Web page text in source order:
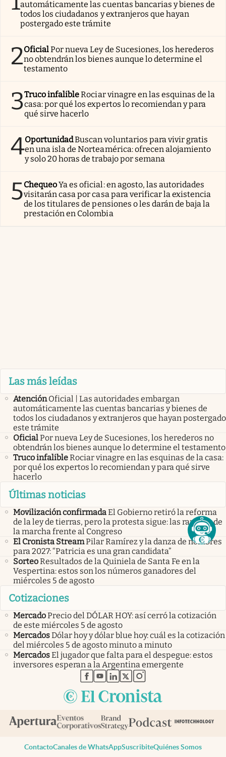
automáticamente las cuentas bancarias y bienes de
todos los ciudadanos y extranjeros que hayan
postergado este trámite
2OficialPor nueva Ley de Sucesiones, los herederos
no obtendrán los bienes aunque lo determine el
testamento
3Truco infalibleRociar vinagre en las esquinas de la
casa: por qué los expertos lo recomiendan y para
qué sirve hacerlo
4OportunidadBuscan voluntarios para vivir gratis
en una isla de Norteamérica: ofrecen alojamiento
y solo 20 horas de trabajo por semana
5ChequeoYa es oficial: en agosto, las autoridades
visitarán casa por casa para verificar la existencia
de los titulares de pensiones o les darán de baja la
prestación en Colombia
Las más leídas
Atención Oficial | Las autoridades embargan
automáticamente las cuentas bancarias y bienes de
todos los ciudadanos y extranjeros que hayan postergado
este trámite
OficialPor nueva Ley de Sucesiones, los herederos no
obtendrán los bienes aunque lo determine el testamento
Truco infalibleRociar vinagre en las esquinas de la casa:
por qué los expertos lo recomiendan y para qué sirve
hacerlo
Últimas noticias
Movilización confirmadaEl Gobierno retiró la reforma
de la ley de tierras, pero la protesta sigue: las razones de
la marcha frente al Congreso
El Cronista StreamPilar Ramírez y la danza de nombres
para 2027: “Patricia es una gran candidata”
SorteoResultados de la Quiniela de Santa Fe en la
Vespertina: estos son los números ganadores del
miércoles 5 de agosto
Cotizaciones
MercadoPrecio del DÓLAR HOY: así cerró la cotización
de este miércoles 5 de agosto
MercadosDólar hoy y dólar blue hoy: cuál es la cotización
del miércoles 5 de agosto minuto a minuto
MercadosEl jugador que falta para el despegue: estos
inversores esperan a la Argentina emergente
abre en nueva pestaña
abre en nueva pestaña
abre en nueva pestaña
abre en nueva pestaña
abre en nueva pestaña
ContactoCanales de WhatsAppSuscribiteQuiénes Somos